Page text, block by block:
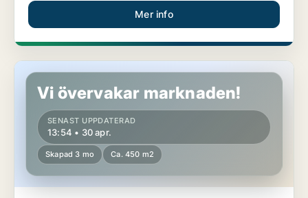
Mer info
Butikslokal i Lysekil
Vi övervakar marknaden!
SENAST UPPDATERAD
13:54 • 30 apr.
Skapad 3 mo Ca. 450 m2